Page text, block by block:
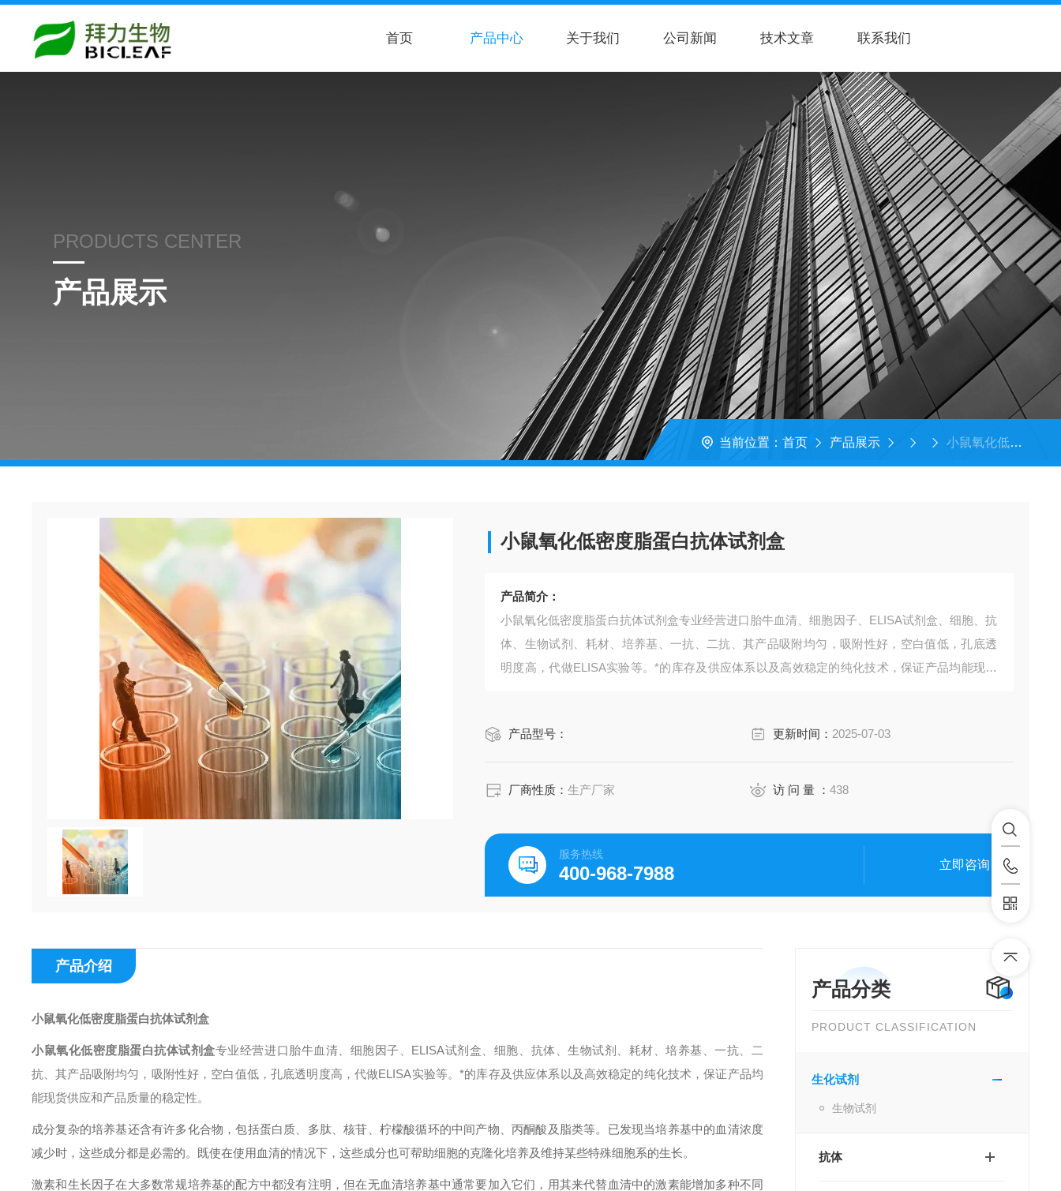
首页 产品中心 关于我们 公司新闻 技术文章 联系我们
PRODUCTS CENTER
产品展示
当前位置： 首页 产品展示 小鼠氧化低密度脂蛋白抗体试剂盒
小鼠氧化低密度脂蛋白抗体试剂盒
产品简介：
小鼠氧化低密度脂蛋白抗体试剂盒​专业经营进口胎牛血清、细胞因子、ELISA试剂盒、细胞、抗
体、生物试剂、耗材、培养基、一抗、二抗、其产品吸附均匀，吸附性好，空白值低，孔底透
明度高，代做ELISA实验等。*的库存及供应体系以及高效稳定的纯化技术，保证产品均能现货
产品型号： 更新时间： 2025-07-03
厂商性质：生产厂家 访 问 量 ：438
服务热线
400-968-7988 立即咨询
产品分类
PRODUCT CLASSIFICATION
生化试剂
生物试剂
抗体
产品介绍
小鼠氧化低密度脂蛋白抗体试剂盒
小鼠氧化低密度脂蛋白抗体试剂盒专业经营进口胎牛血清、细胞因子、ELISA试剂盒、细胞、抗体、生物试剂、耗材、培养基、一抗、二
抗、其产品吸附均匀，吸附性好，空白值低，孔底透明度高，代做ELISA实验等。*的库存及供应体系以及高效稳定的纯化技术，保证产品均
能现货供应和产品质量的稳定性。
成分复杂的培养基还含有许多化合物，包括蛋白质、多肽、核苷、柠檬酸循环的中间产物、丙酮酸及脂类等。已发现当培养基中的血清浓度
减少时，这些成分都是必需的。既使在使用血清的情况下，这些成分也可帮助细胞的克隆化培养及维持某些特殊细胞系的生长。
激素和生长因子在大多数常规培养基的配方中都没有注明，但在无血清培养基中通常要加入它们，用其来代替血清中的激素能增加多种不同